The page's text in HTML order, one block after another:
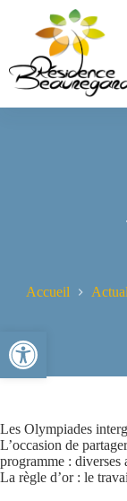
Ouvrir la barre d’outils
contenu
Accueil
Les Olympiades
L’occasion de
programme : diverses
La règle d’or : le